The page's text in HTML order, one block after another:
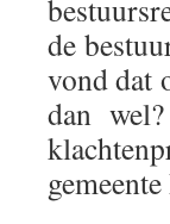
de
vond dat
dan